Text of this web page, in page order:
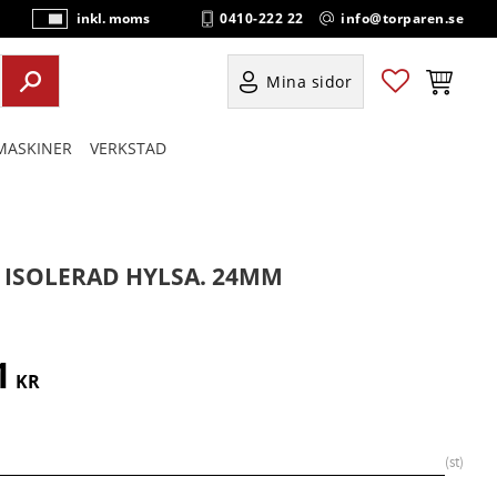
P
ri
s
e
vi
inkl. moms 0410-222 22 info@torparen.se
Mina sidor Favoriter
VERKSTAD
HYLSA. 24MM
KR
st